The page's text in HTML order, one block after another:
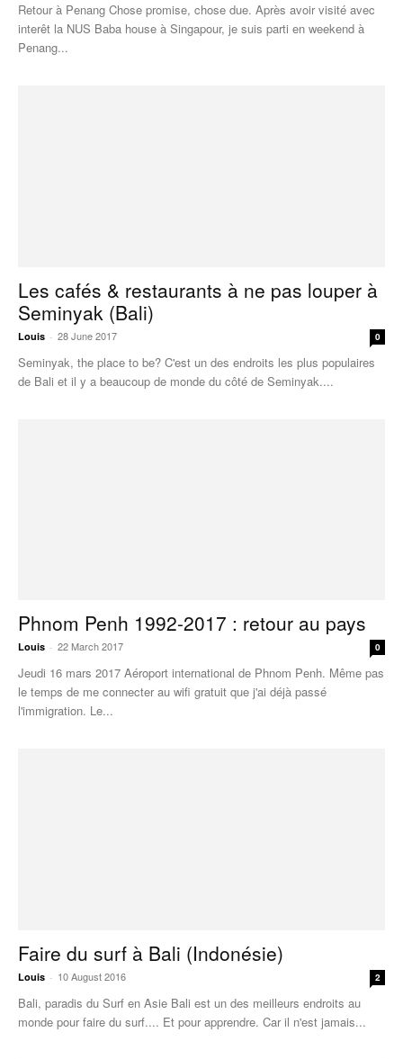
Retour à Penang Chose promise, chose due. Après avoir visité avec
interêt la NUS Baba house à Singapour, je suis parti en weekend à
Penang...
Les cafés & restaurants à ne pas louper à
Seminyak (Bali)
Louis - 28 June 2017 0
Seminyak, the place to be? C'est un des endroits les plus populaires
de Bali et il y a beaucoup de monde du côté de Seminyak....
Phnom Penh 1992-2017 : retour au pays
Louis - 22 March 2017 0
Jeudi 16 mars 2017 Aéroport international de Phnom Penh. Même pas
le temps de me connecter au wifi gratuit que j'ai déjà passé
l'immigration. Le...
Faire du surf à Bali (Indonésie)
Louis - 10 August 2016 2
Bali, paradis du Surf en Asie Bali est un des meilleurs endroits au
monde pour faire du surf.... Et pour apprendre. Car il n'est jamais...